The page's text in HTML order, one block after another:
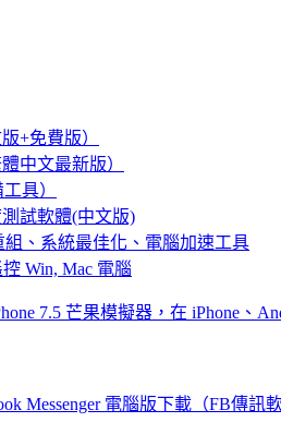
+免費版）
中文最新版）
具）
測試軟體(中文版)
組、系統最佳化、電腦加速工具
Win, Mac 電腦
7.5 芒果模擬器，在 iPhone、
Messenger 電腦版下載（FB傳訊軟